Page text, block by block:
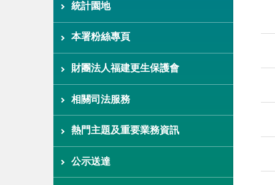
統計園地
本署粉絲專頁
財團法人福建更生保護會
相關司法服務
熱門主題及重要業務資訊
公示送達